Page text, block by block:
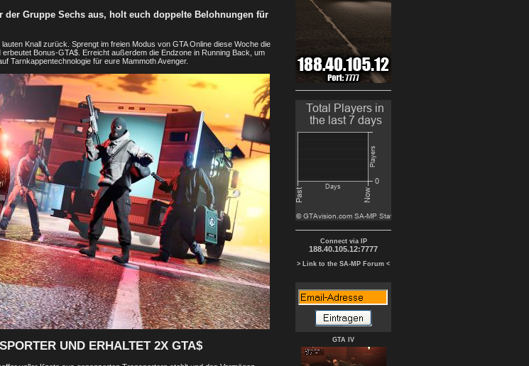
der Gruppe Sechs aus, holt euch doppelte Belohnungen für
Knall zurück. Sprengt im freien Modus von GTA Online diese Woche die
Bonus-GTA$. Erreicht außerdem die Endzone in Running Back, um
Tarnkappentechnologie für eure Mammoth Avenger.
UND ERHALTET 2X GTA$
Connect via IP
188.40.105.12:7777
> Link to the SA-MP Forum <
GTA IV